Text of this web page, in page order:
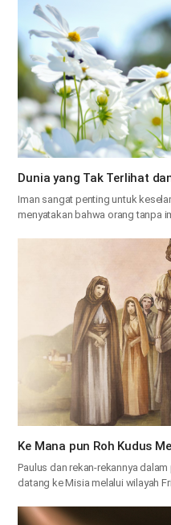
Dunia yang Tak Terlihat
Iman sangat penting untuk
menyatakan bahwa orang tanpa
Ke Mana pun Roh Kudus
Paulus dan rekan-rekannya
datang ke Misia melalui wilayah